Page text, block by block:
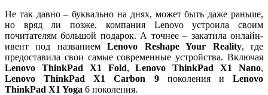
Не так давно – буквально на днях, может быть даже раньше,
но вряд ли позже, компания Lenovo устроила своим
почитателям большой подарок. А точнее – закатила онлайн-
ивент под названиемLenovo Reshape Your Reality, где
предоставила свои самые современные устройства. Включая
Lenovo ThinkPad X1 Fold,Lenovo ThinkPad X1 Nano,
Lenovo ThinkPad X1 Carbon 9поколения иLenovo
ThinkPad X1 Yoga 6 поколения.